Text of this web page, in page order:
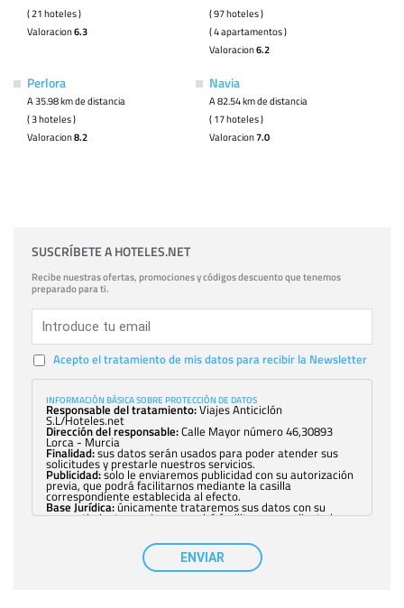
( 21 hoteles )
Valoracion6.3
( 97 hoteles )
( 4 apartamentos )
Valoracion6.2
Perlora
A 35.98 km de distancia
( 3 hoteles )
Valoracion8.2
Navia
A 82.54 km de distancia
( 17 hoteles )
Valoracion7.0
SUSCRÍBETE A HOTELES.NET
Recibe nuestras ofertas, promociones y códigos descuento que tenemos
preparado para ti.
Acepto el tratamiento de mis datos para recibir la Newsletter
INFORMACIÓN BÁSICA SOBRE PROTECCIÓN DE DATOS
Responsable del tratamiento:Viajes Anticiclón
S.L/Hoteles.net
Dirección del responsable:Calle Mayor número 46,30893
Lorca - Murcia
Finalidad:sus datos serán usados para poder atender sus
solicitudes y prestarle nuestros servicios.
Publicidad:solo le enviaremos publicidad con su autorización
previa, que podrá facilitarnos mediante la casilla
correspondiente establecida al efecto.
Base Jurídica:únicamente trataremos sus datos con su
consentimiento previo, que podrá facilitarnos mediante la
con carácter general, sólo el personal de
nuestra entidad que esté debidamente autorizado podrá
tener conocimiento de la información que le pedimos. No se
comunicarán datos a terceros.
ENVIAR